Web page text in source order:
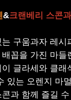
&크랜베리 스콘
구움과자 레시
꼽을 가진 마들
글라세와 클래
있는 오렌지 마
과 함께 즐길